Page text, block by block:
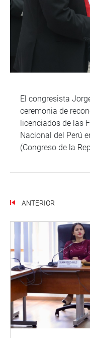
El congresista
ceremonia de
licenciados de las
Nacional del Perú
(Congreso de la
ANTERIOR